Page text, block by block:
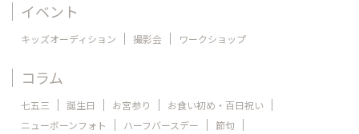
イベント
キッズオーディション 撮影会 ワークショップ
コラム
七五三 誕生日 お宮参り
お食い初め・百日祝い
ニューボーンフォト
ハーフバースデー
節句